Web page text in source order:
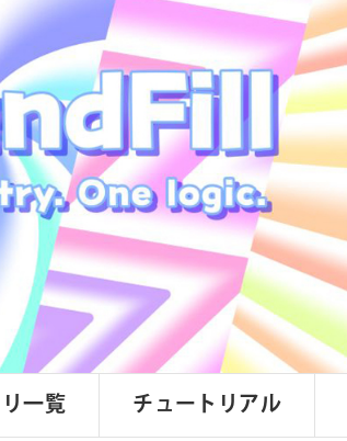
一覧 チュートリアル